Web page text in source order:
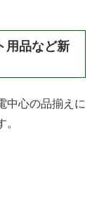
用品など新
中心の品揃えに